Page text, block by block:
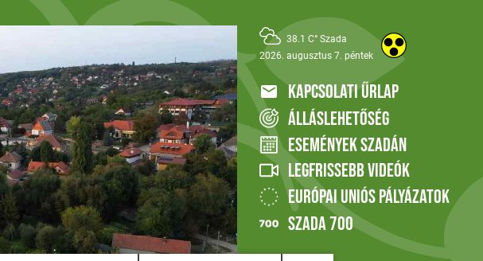
38.1 C° Szada
2026. augusztus 7. péntek
KAPCSOLATI ŰRLAP
ÁLLÁSLEHETŐSÉG
ESEMÉNYEK SZADÁN
LEGFRISSEBB VIDEÓK
EURÓPAI UNIÓS PÁLYÁZATOK
SZADA 700